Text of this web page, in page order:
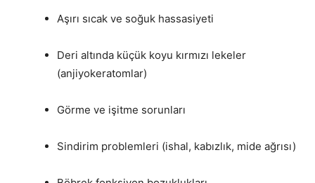
Aşırı sıcak ve soğuk hassasiyeti
Deri altında küçük koyu kırmızı lekeler
(anjiyokeratomlar)
Görme ve işitme sorunları
Sindirim problemleri (ishal, kabızlık, mide ağrısı)